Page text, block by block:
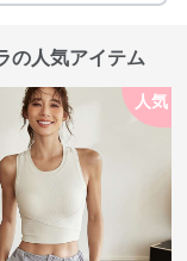
の人気アイテム
人気